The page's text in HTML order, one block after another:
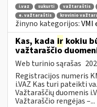
i.vaz sukurti važtaraštis
e. važtaraštis
krovinio
žinyno kategorijos:VMI
Kas, kada ir kokiu
važtaraščio
Web turinio sąrašas
Registracijos numeris
i.VAZ Kas turi pateikti
Važtaraščių duomenis
Važtaraščio rengėjas –...